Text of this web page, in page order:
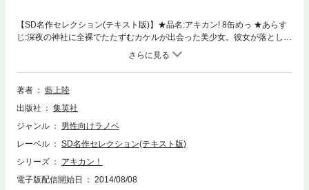
【SD名作セレクション(テキスト版)】★品名:アキカン! 8缶めっ ★あらす
じ:深夜の神社に全裸でたたずむカケルが出会った美少女。彼女が落とした
カードが、芸能事務所の通行証だと知ったカケルは、これをきっかけにア
イドルとお近づきになれると大喜び! 当然メロンやなじみは面白くない。
しかし、再会した少女の正体は…カケルの妹!? アイドルを目指す妹･アユ
ムのオーディション出場にカケルは、メロンたちも参加させることを決め
★賞味期限:開封後はお早めに。なくなる前に新しいメロンソーダを足して
ください。※この商品にはイラストが収録されていません。
著者
藍上陸
出版社
集英社
ジャンル
男性向けラノベ
レーベル
SD名作セレクション(テキスト版)
シリーズ
アキカン！
電子版配信開始日
2014/08/08